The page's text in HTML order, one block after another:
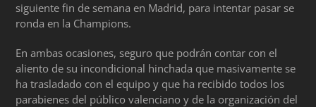
siguiente fin de semana en Madrid, para intentar pasar se
ronda en la Champions.
En ambas ocasiones, seguro que podrán contar con el
aliento de su incondicional hinchada que masivamente se
ha trasladado con el equipo y que ha recibido todos los
parabienes del público valenciano y de la organización del